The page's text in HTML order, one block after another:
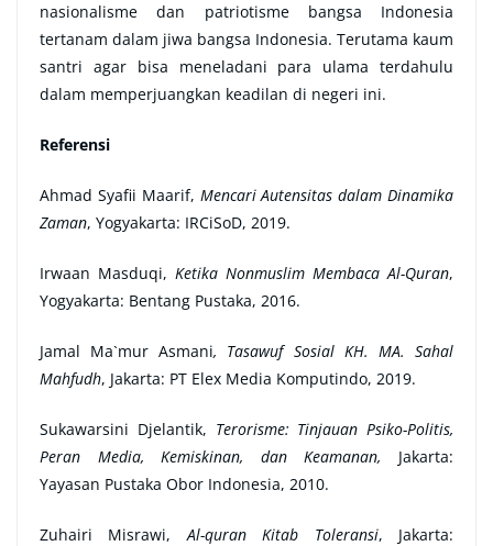
nasionalisme dan patriotisme bangsa Indonesia
tertanam dalam jiwa bangsa Indonesia. Terutama kaum
santri agar bisa meneladani para ulama terdahulu
dalam memperjuangkan keadilan di negeri ini.
Referensi
Ahmad Syafii Maarif, Mencari Autensitas dalam Dinamika
Zaman, Yogyakarta: IRCiSoD, 2019.
Irwaan Masduqi, Ketika Nonmuslim Membaca Al-Quran,
Yogyakarta: Bentang Pustaka, 2016.
Jamal Ma`mur Asmani, Tasawuf Sosial KH. MA. Sahal
Mahfudh, Jakarta: PT Elex Media Komputindo, 2019.
Sukawarsini Djelantik, Terorisme: Tinjauan Psiko-Politis,
Peran Media, Kemiskinan, dan Keamanan, Jakarta:
Yayasan Pustaka Obor Indonesia, 2010.
Zuhairi Misrawi,Al-quran Kitab Toleransi, Jakarta: